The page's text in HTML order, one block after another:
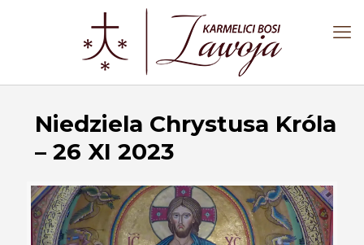
Niedziela Chrystusa Króla
– 26 XI 2023